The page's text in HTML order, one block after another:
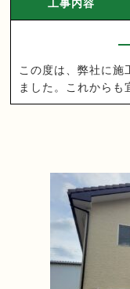
工事内容
この度は、弊社に施
ました。これからも